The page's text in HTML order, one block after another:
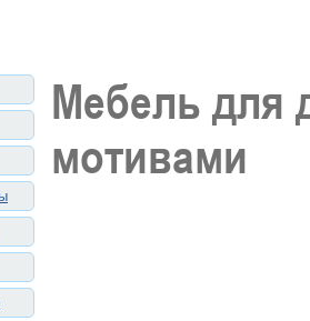
Мебель для
мотивами